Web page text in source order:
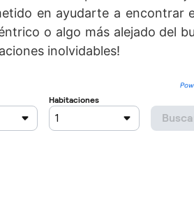
en ayudarte a encontrar
o algo más alejado del
inolvidables!